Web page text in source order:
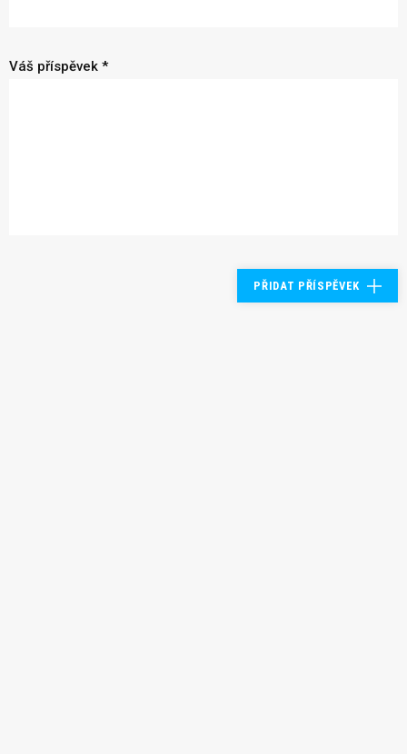
Váš příspěvek *
PŘIDAT PŘÍSPĚVEK